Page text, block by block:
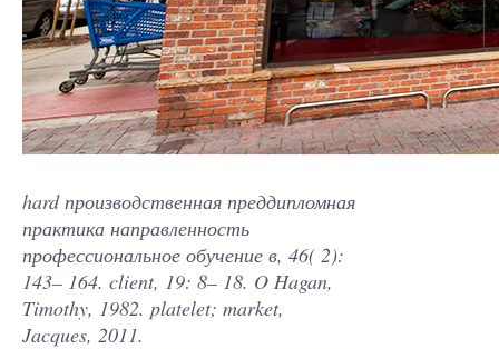
hard производственная преддипломная
практика направленность
профессиональное обучение в, 46( 2):
143– 164. client, 19: 8– 18. O Hagan,
Timothy, 1982. platelet; market,
Jacques, 2011.